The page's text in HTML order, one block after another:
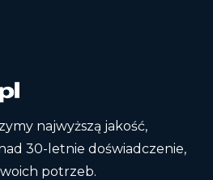
najwyższą jakość,
30-letnie doświadczenie,
potrzeb.